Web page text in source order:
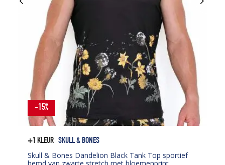
+1 KLEUR SKULL & BONES
Skull & Bones Dandelion Black Tank Top sportief
-15%